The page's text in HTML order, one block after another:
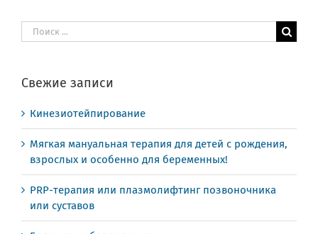
Результат
поиска:
Свежие записи
Кинезиотейпирование
Мягкая мануальная терапия для детей с рождения,
взрослых и особенно для беременных!
PRP-терапия или плазмолифтинг позвоночника
или суставов